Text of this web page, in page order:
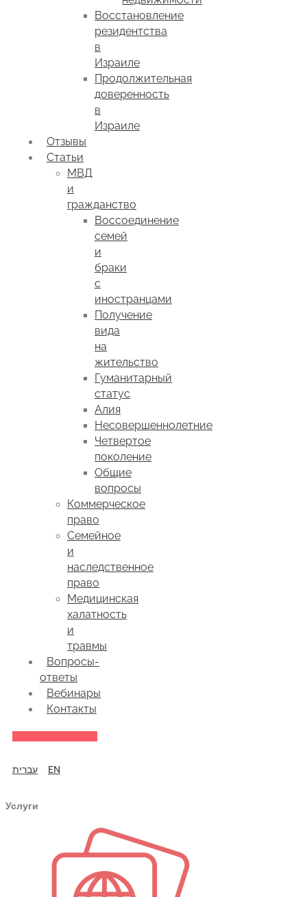
Восстановление
резидентства
в
Израиле
Продолжительная
доверенность
в
Израиле
Отзывы
Статьи
МВД
и
гражданство
Воссоединение
семей
и
браки
с
иностранцами
Получение
вида
на
жительство
Гуманитарный
статус
Алия
Несовершеннолетние
Четвертое
поколение
Общие
вопросы
Коммерческое
право
Семейное
и
наследственное
право
Медицинская
халатность
и
травмы
Вопросы-
ответы
Вебинары
Контакты
עברית EN
Услуги